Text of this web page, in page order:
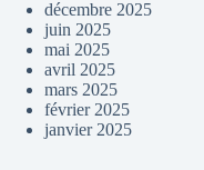
décembre 2025
juin 2025
mai 2025
avril 2025
mars 2025
février 2025
janvier 2025